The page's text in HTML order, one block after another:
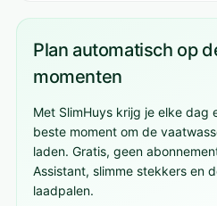
Plan automatisch op
momenten
Met SlimHuys krijg je elke dag
beste moment om de
laden. Gratis, geen
Assistant, slimme stekkers en
laadpalen.